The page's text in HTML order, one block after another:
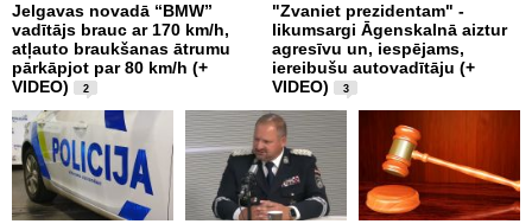
Jelgavas novadā “BMW”
vadītājs brauc ar 170 km/h,
atļauto braukšanas ātrumu
pārkāpjot par 80 km/h (+
VIDEO)
2
"Zvaniet prezidentam" -
likumsargi Āgenskalnā aiztur
agresīvu un, iespējams,
iereibušu autovadītāju (+
VIDEO)
3